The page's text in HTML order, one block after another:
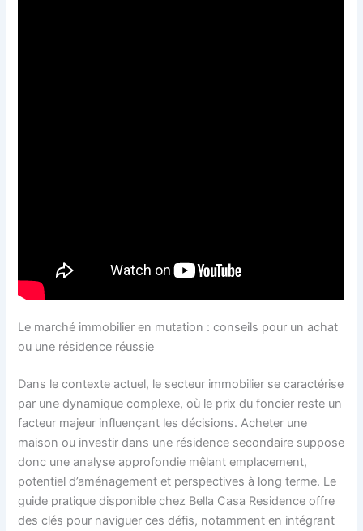
Le marché immobilier en mutation : conseils pour un achat
ou une résidence réussie
Dans le contexte actuel, le secteur immobilier se caractérise
par une dynamique complexe, où le prix du foncier reste un
facteur majeur influençant les décisions. Acheter une
maison ou investir dans une résidence secondaire suppose
donc une analyse approfondie mêlant emplacement,
potentiel d’aménagement et perspectives à long terme. Le
guide pratique disponible chez Bella Casa Residence offre
des clés pour naviguer ces défis, notamment en intégrant